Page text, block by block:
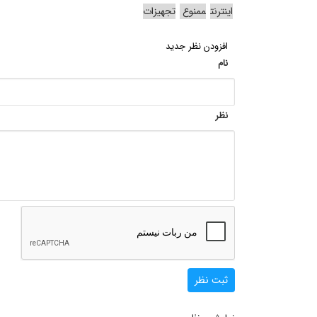
اینترنت ممنوع تجهیزات
افزودن نظر جدید
نام
نظر
ثبت نظر